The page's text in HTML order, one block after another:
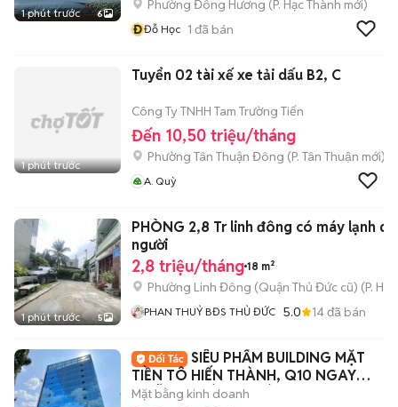
1 phút trước 6
Phường Đông Hương (P. Hạc Thành mới)
ĐĐỗ Học 1 đã bán
1 phút trước
Tuyển 02 tài xế xe tải dấu B2, C
Công Ty TNHH Tam Trường Tiến
Đến 10,50 triệu/tháng
Phường Tân Thuận Đông (P. Tân Thuận mới)
A. Quỳ
1 phút trước 5
PHÒNG 2,8 Tr linh đông có máy lạnh
người
2,8 triệu/tháng 18 m²
Phường Linh Đông (Quận Thủ Đức cũ) (P.
PHAN THUỶ BĐS THỦ ĐỨC 5.0 14đã bán
SIÊU PHẨM BUILDING MẶT
TIỀN TÔ HIẾN THÀNH, Q10 NGAY
NGÃ TƯ THÀNH THÁI
Mặt bằng kinh doanh